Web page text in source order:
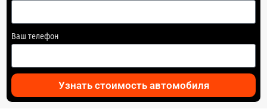
Ваш телефон
Узнать стоимость автомобиля